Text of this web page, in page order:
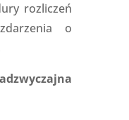
rozliczeń
o